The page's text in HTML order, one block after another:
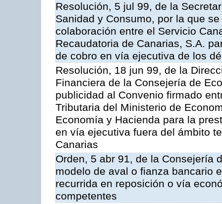
Resolución, 5 jul 99, de la
Sanidad y Consumo, por la que
colaboración entre el Servicio
Recaudatoria de Canarias, S.A.
de cobro en vía ejecutiva de los
Resolución, 18 jun 99, de la
Financiera de la Consejería de
publicidad al Convenio firmado
Tributaria del Ministerio de
Economía y Hacienda para la
en vía ejecutiva fuera del ámbito
Canarias
Orden, 5 abr 91, de la Consejería
modelo de aval o fianza bancario
recurrida en reposición o vía
competentes